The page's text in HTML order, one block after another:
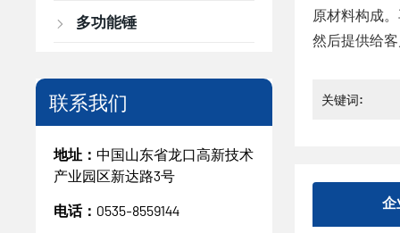
多功能锤
联系我们
地址：中国山东省龙口高新技术
产业园区新达路3号
电话： 0535-8559144
原材料构成
然后提供给
关键词:
企